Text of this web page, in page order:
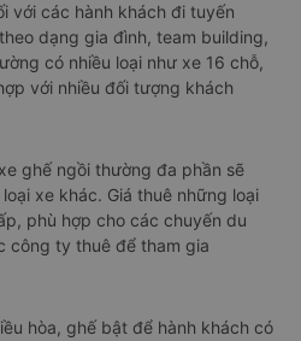
với các hành khách đi tuyến
dạng gia đình, team building,
có nhiều loại như xe 16 chỗ,
với nhiều đối tượng khách
ghế ngồi thường đa phần sẽ
xe khác. Giá thuê những loại
phù hợp cho các chuyến du
công ty thuê để tham gia
hòa, ghế bật để hành khách có